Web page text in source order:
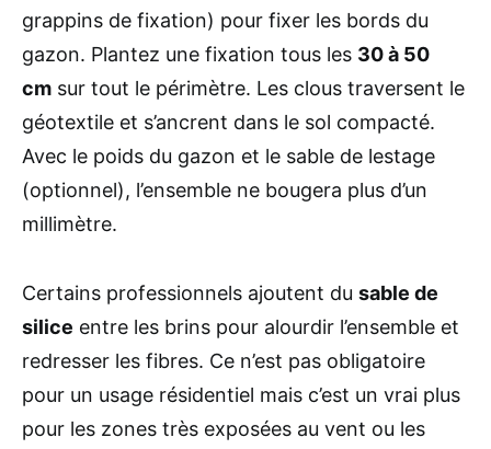
grappins de fixation) pour fixer les bords du
gazon. Plantez une fixation tous les 30 à 50
cm sur tout le périmètre. Les clous traversent le
géotextile et s’ancrent dans le sol compacté.
Avec le poids du gazon et le sable de lestage
(optionnel), l’ensemble ne bougera plus d’un
millimètre.
Certains professionnels ajoutent du sable de
silice entre les brins pour alourdir l’ensemble et
redresser les fibres. Ce n’est pas obligatoire
pour un usage résidentiel mais c’est un vrai plus
pour les zones très exposées au vent ou les